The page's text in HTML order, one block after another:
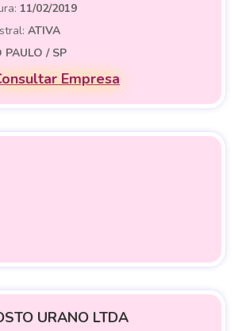
11/02/2019
ATIVA
PAULO / SP
Empresa
URANO LTDA